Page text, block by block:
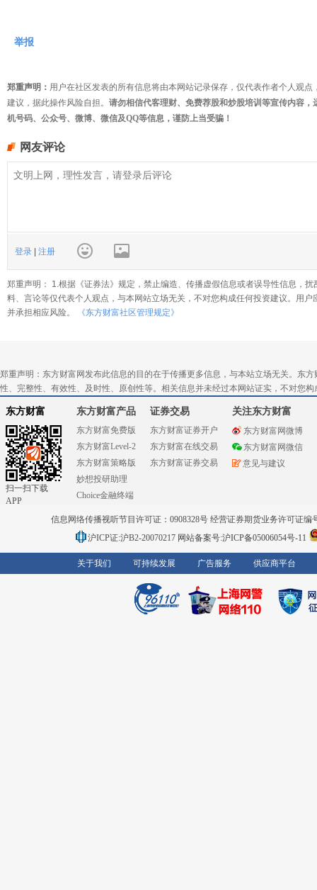
举报
郑重声明： 用户在社区发表的所有信息将由本网站记录保存，仅代表作者个人观
建议，据此操作风险自担。 请勿相信代客理财、免费荐股和炒股培训等宣传内容
机号码、公众号、微博、微信及QQ等信息，谨防上当受骗！
网友评论
登录 注册
郑重声明： 1.根据《证券法》规定，禁止编造、传播虚假信息或者误导性信息，
料、言论等仅代表个人观点，与本网站立场无关，不对您构成任何投资建议。用
并承担相应风险。
《东方财富社区管理规定》
郑重声明：东方财富网发布此信息的目的在于传播更多信息，与本站立场无关。东
性、完整性、有效性、及时性、原创性等。相关信息并未经过本网站证实，不对您
东方财富
扫一扫下载
APP
东方财富产品
东方财富免费版
东方财富Level-2
东方财富策略版
妙想投研助理
Choice金融终端
证券交易
东方财富证券开户
东方财富在线交易
东方财富证券交易
关注东方财富
东方财富网微博
东方财富网微信
意见与建议
信息网络传播视听节目许可证：0908328号 经营证券期货业务许可证编
沪ICP证:沪B2-20070217 网站备案号:沪ICP备05006054号-11
关于我们 可持续发展 广告服务 供应商平台